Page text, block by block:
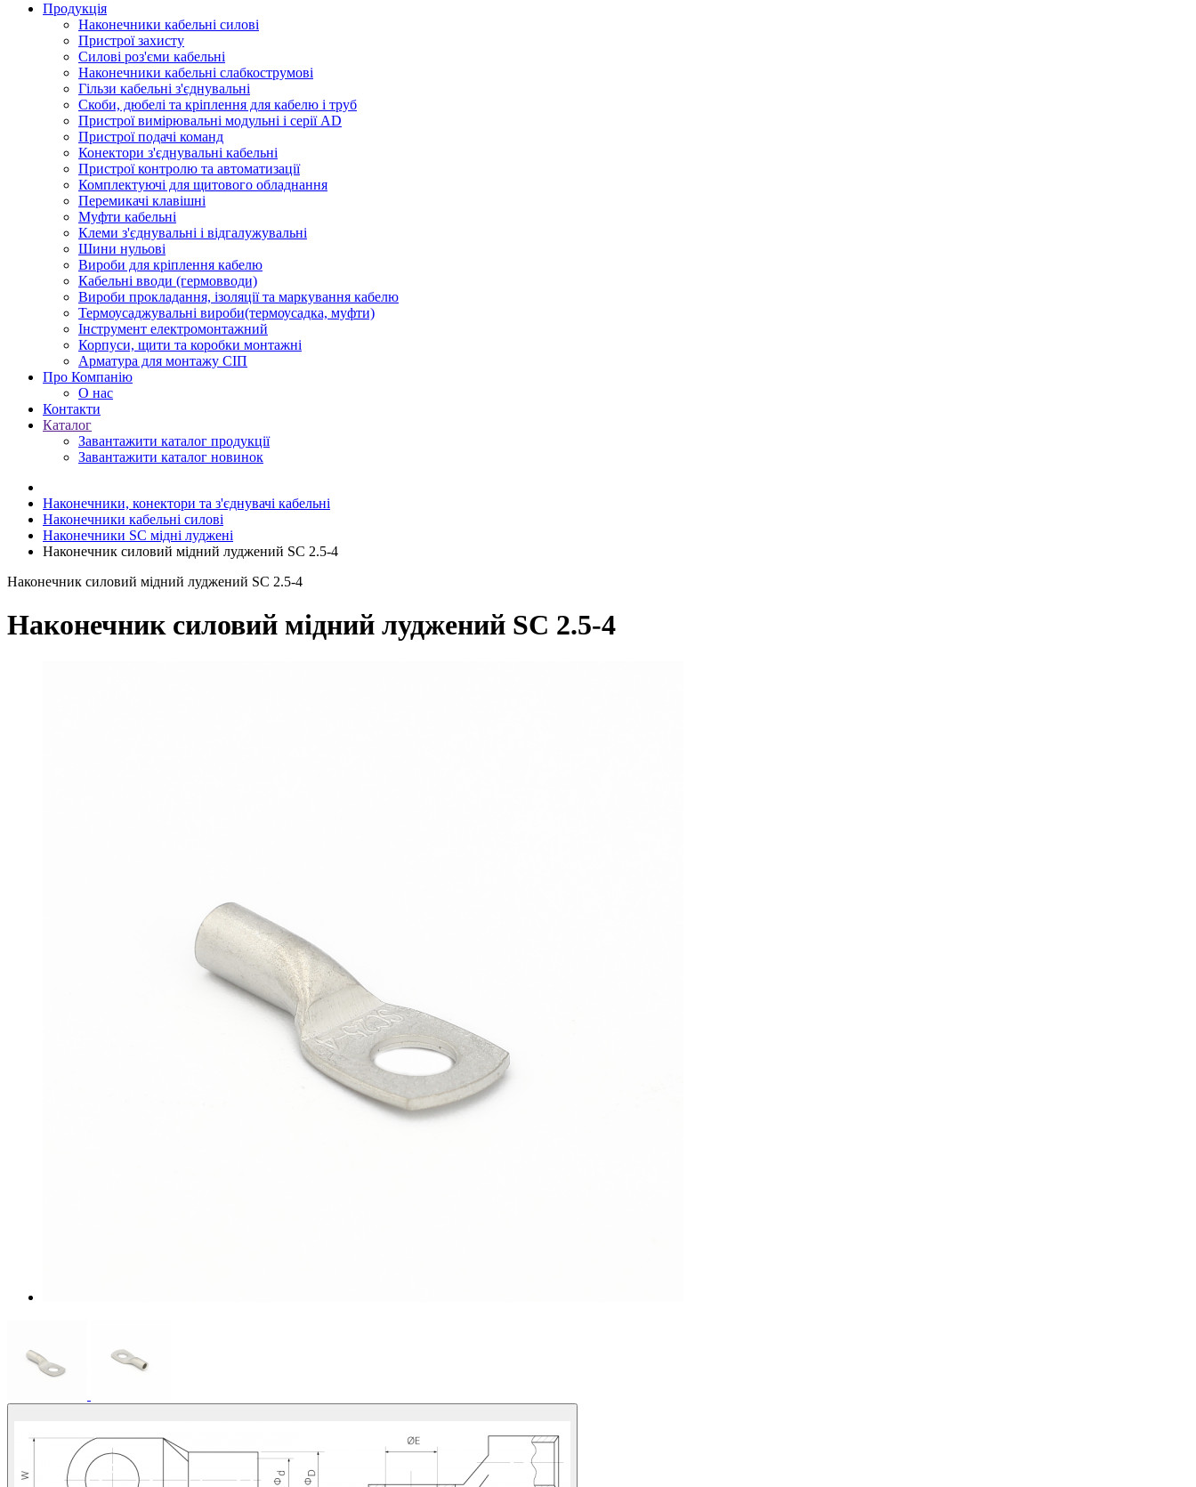
Продукція
Наконечники кабельні силові
Пристрої захисту
Силові роз'єми кабельні
Наконечники кабельні слабкострумові
Гільзи кабельні з'єднувальні
Скоби, дюбелі та кріплення для кабелю і труб
Пристрої вимірювальні модульні і серії AD
Пристрої подачі команд
Конектори з'єднувальні кабельні
Пристрої контролю та автоматизації
Комплектуючі для щитового обладнання
Перемикачі клавішні
Муфти кабельні
Клеми з'єднувальні і відгалужувальні
Шини нульові
Вироби для кріплення кабелю
Кабельні вводи (гермовводи)
Вироби прокладання, iзоляції та маркування кабелю
Термоусаджувальні вироби(термоусадка, муфти)
Інструмент електромонтажний
Корпуси, щити та коробки монтажні
Арматура для монтажу СІП
Про Компанію
О нас
Контакти
Каталог
Завантажити каталог продукції
Завантажити каталог новинок
Наконечники, конектори та з'єднувачі кабельні
Наконечники кабельні силові
Наконечники SC мідні луджені
Наконечник силовий мідний луджений SC 2.5-4
Наконечник силовий мідний луджений SC 2.5-4
Наконечник силовий мідний луджений SC 2.5-4